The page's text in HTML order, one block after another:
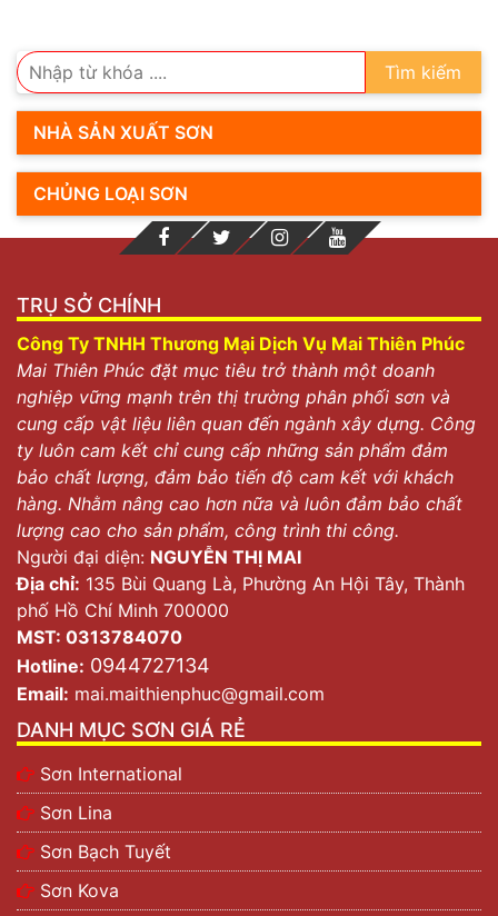
của đa số người dùng.
Sơn epoxy Kansai là gì?
Sơn Epoxy Kansai là loại sơn hai thành phần gồm phần
đóng rắn và phần sơn. Nó bảo vệ sàn bằng bê tông,
kim loại, sắt, thép,… kéo dài thời gian sử dụng. Hạn
chế hư hỏng và các tác động xấu từ môi trường. Như
một lớp bảo vệ hoàn hảo giúp nâng cao độ bền và
xung quanh.
Ưu điểm và tác dụng sơn epoxy Kansai
Ưu điểm của sơn Kansai
Tìm kiếm
NHÀ SẢN XUẤT SƠN
CHỦNG LOẠI SƠN
TRỤ SỞ CHÍNH
Công Ty TNHH Thương Mại Dịch Vụ Mai Thiên Phúc
Mai Thiên Phúc đặt mục tiêu trở thành một doanh
nghiệp vững mạnh trên thị trường phân phối sơn và
cung cấp vật liệu liên quan đến ngành xây dựng. Công
ty luôn cam kết chỉ cung cấp những sản phẩm đảm
bảo chất lượng, đảm bảo tiến độ cam kết với khách
hàng. Nhằm nâng cao hơn nữa và luôn đảm bảo chất
lượng cao cho sản phẩm, công trình thi công.
Người đại diện: NGUYỄN THỊ MAI
Địa chỉ: 135 Bùi Quang Là, Phường An Hội Tây, Thành
phố Hồ Chí Minh 700000
MST: 0313784070
Hotline: 0944727134
Email: mai.maithienphuc@gmail.com
DANH MỤC SƠN GIÁ RẺ
Sơn International
Sơn Lina
Sơn Bạch Tuyết
Sơn Kova